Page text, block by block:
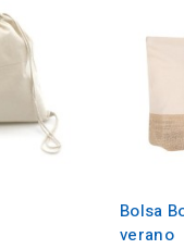
Bolsa
verano